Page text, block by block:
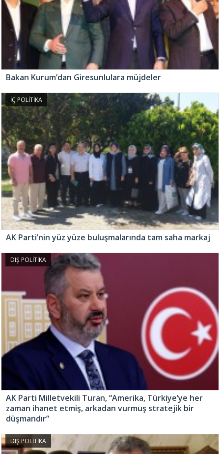
Bakan Kurum’dan Giresunlulara müjdeler
İÇ POLİTİKA
AK Parti’nin yüz yüze buluşmalarında tam saha markaj
DIŞ POLİTİKA
AK Parti Milletvekili Turan, “Amerika, Türkiye’ye her
zaman ihanet etmiş, arkadan vurmuş stratejik bir
düşmandır”
DIŞ POLİTİKA